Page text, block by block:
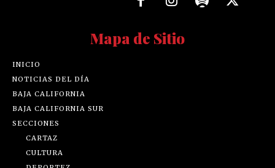
Mapa de Sitio
INICIO
NOTICIAS DEL DÍA
BAJA CALIFORNIA
BAJA CALIFORNIA SUR
SECCIONES
CARTAZ
CULTURA